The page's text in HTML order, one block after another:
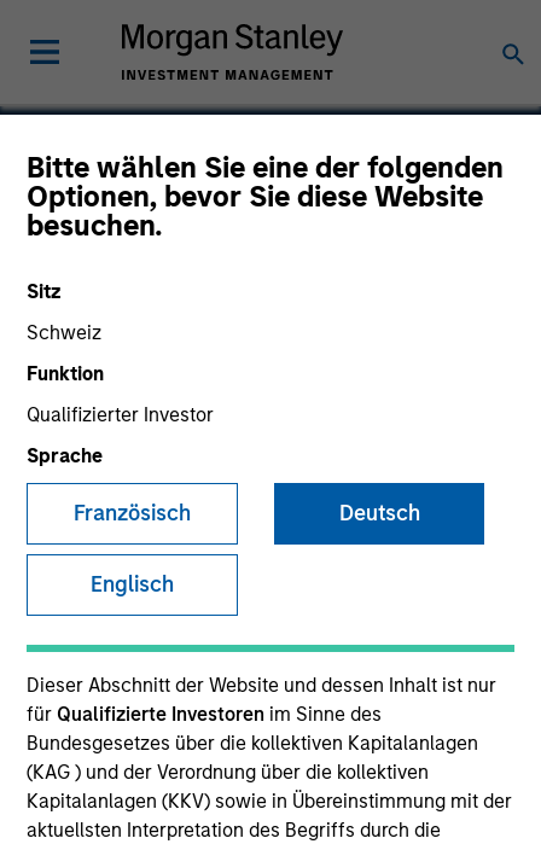
Bitte wählen Sie eine der folgenden
Optionen, bevor Sie diese Website
besuchen.
Sitz
Schweiz
Funktion
Qualifizierter Investor
Sprache
Französisch Deutsch
Englisch
Dieser Abschnitt der Website und dessen Inhalt ist nur
für Qualifizierte Investoren im Sinne des
Bundesgesetzes über die kollektiven Kapitalanlagen
(KAG ) und der Verordnung über die kollektiven
Kapitalanlagen (KKV) sowie in Übereinstimmung mit der
aktuellsten Interpretation des Begriffs durch die
Avamar
SECTOR
United States